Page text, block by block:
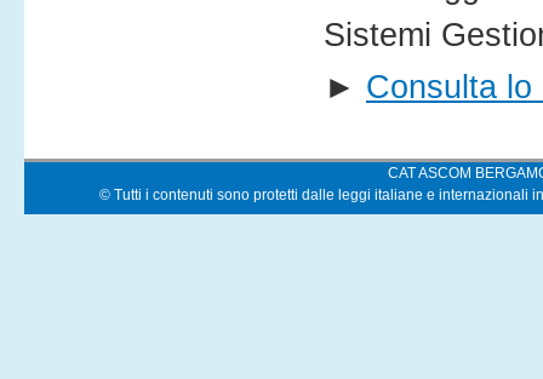
Sistemi
► Consulta lo
CAT ASCOM
© Tutti i contenuti sono protetti dalle leggi italiane e internazionali